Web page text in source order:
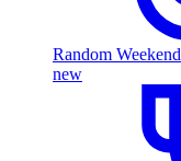
Random Weekend
new